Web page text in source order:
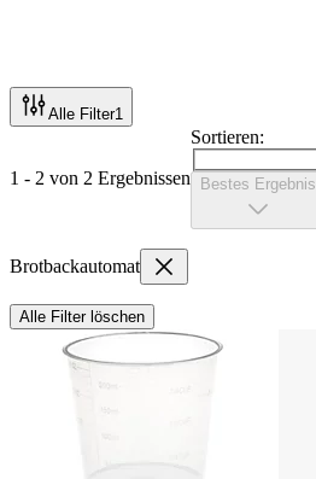
Alle Filter1
1 - 2 von 2 Ergebnissen
Sortieren:
Bestes Ergebnis
Brotbackautomat
Alle Filter löschen